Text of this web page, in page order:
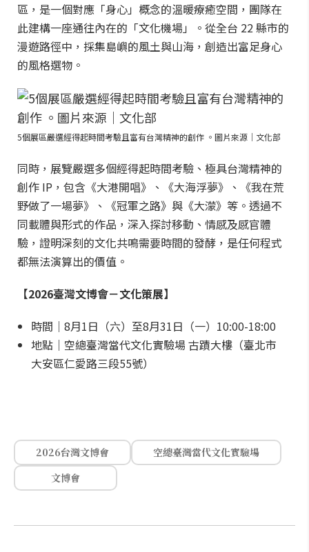
區，是一個對應「身心」概念的溫暖療癒空間，團隊在
此建構一座通往內在的「文化機場」。從全台 22 縣市的
漫遊路徑中，採集島嶼的風土與山海，創造出富足身心
的風格選物。
5個展區嚴選經得起時間考驗且富有台灣精神的創作 。圖片來源｜文化部
同時，展覽嚴選多個經得起時間考驗、極具台灣精神的
創作 IP，包含《大港開唱》、《大海浮夢》、《我在荒
野做了一場夢》、《冠軍之路》與《大濛》等。透過不
同載體與形式的作品，深入探討移動、情感及感官體
驗，證明深刻的文化共鳴需要時間的發酵，是任何程式
都無法演算出的價值。
【2026臺灣文博會－文化策展】
時間｜8月1日（六）至8月31日（一）10:00-18:00
地點｜空總臺灣當代文化實驗場 古蹟大樓（臺北市
大安區仁愛路三段55號）
2026台灣文博會
空總臺灣當代文化實驗場
文博會